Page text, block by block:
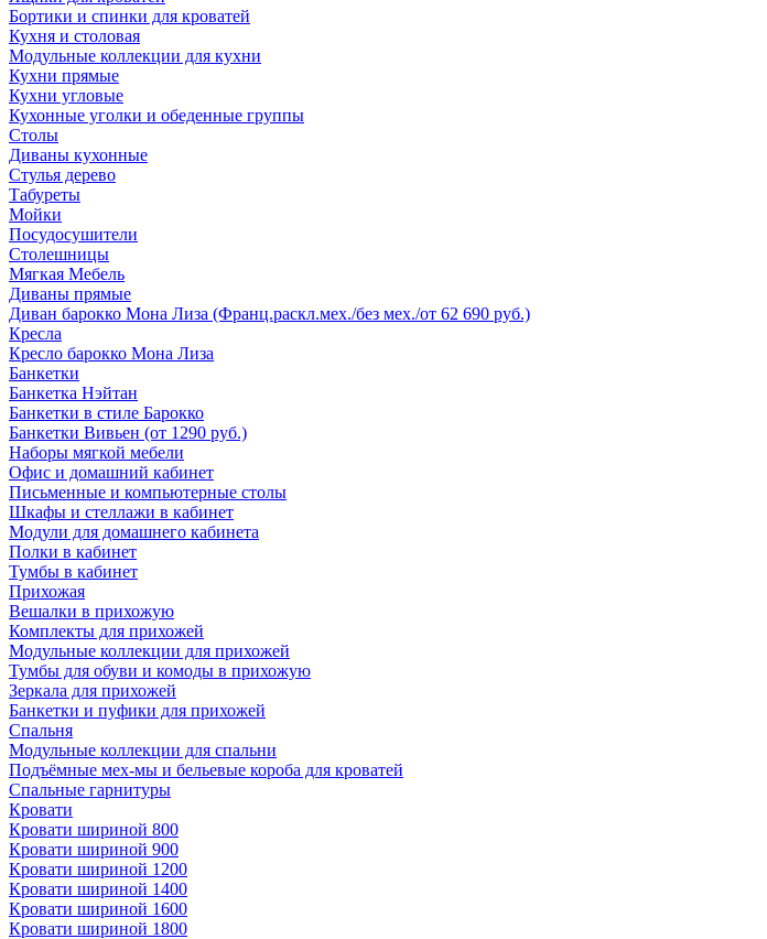
Бортики и спинки для кроватей
Кухня и столовая
Модульные коллекции для кухни
Кухни прямые
Кухни угловые
Кухонные уголки и обеденные группы
Столы
Диваны кухонные
Стулья дерево
Табуреты
Мойки
Посудосушители
Столешницы
Мягкая Мебель
Диваны прямые
Диван барокко Мона Лиза (Франц.раскл.мех./без мех./от 62 690 руб.)
Кресла
Кресло барокко Мона Лиза
Банкетки
Банкетка Нэйтан
Банкетки в стиле Барокко
Банкетки Вивьен (от 1290 руб.)
Наборы мягкой мебели
Офис и домашний кабинет
Письменные и компьютерные столы
Шкафы и стеллажи в кабинет
Модули для домашнего кабинета
Полки в кабинет
Тумбы в кабинет
Прихожая
Вешалки в прихожую
Комплекты для прихожей
Модульные коллекции для прихожей
Тумбы для обуви и комоды в прихожую
Зеркала для прихожей
Банкетки и пуфики для прихожей
Спальня
Модульные коллекции для спальни
Подъёмные мех-мы и бельевые короба для кроватей
Спальные гарнитуры
Кровати
Кровати шириной 800
Кровати шириной 900
Кровати шириной 1200
Кровати шириной 1400
Кровати шириной 1600
Кровати шириной 1800